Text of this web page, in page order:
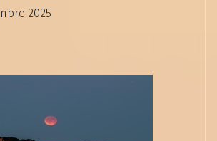
2025